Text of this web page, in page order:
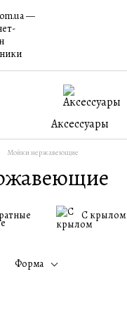
Аксессуары
Мойки нержавеющие
С крылом
Форма